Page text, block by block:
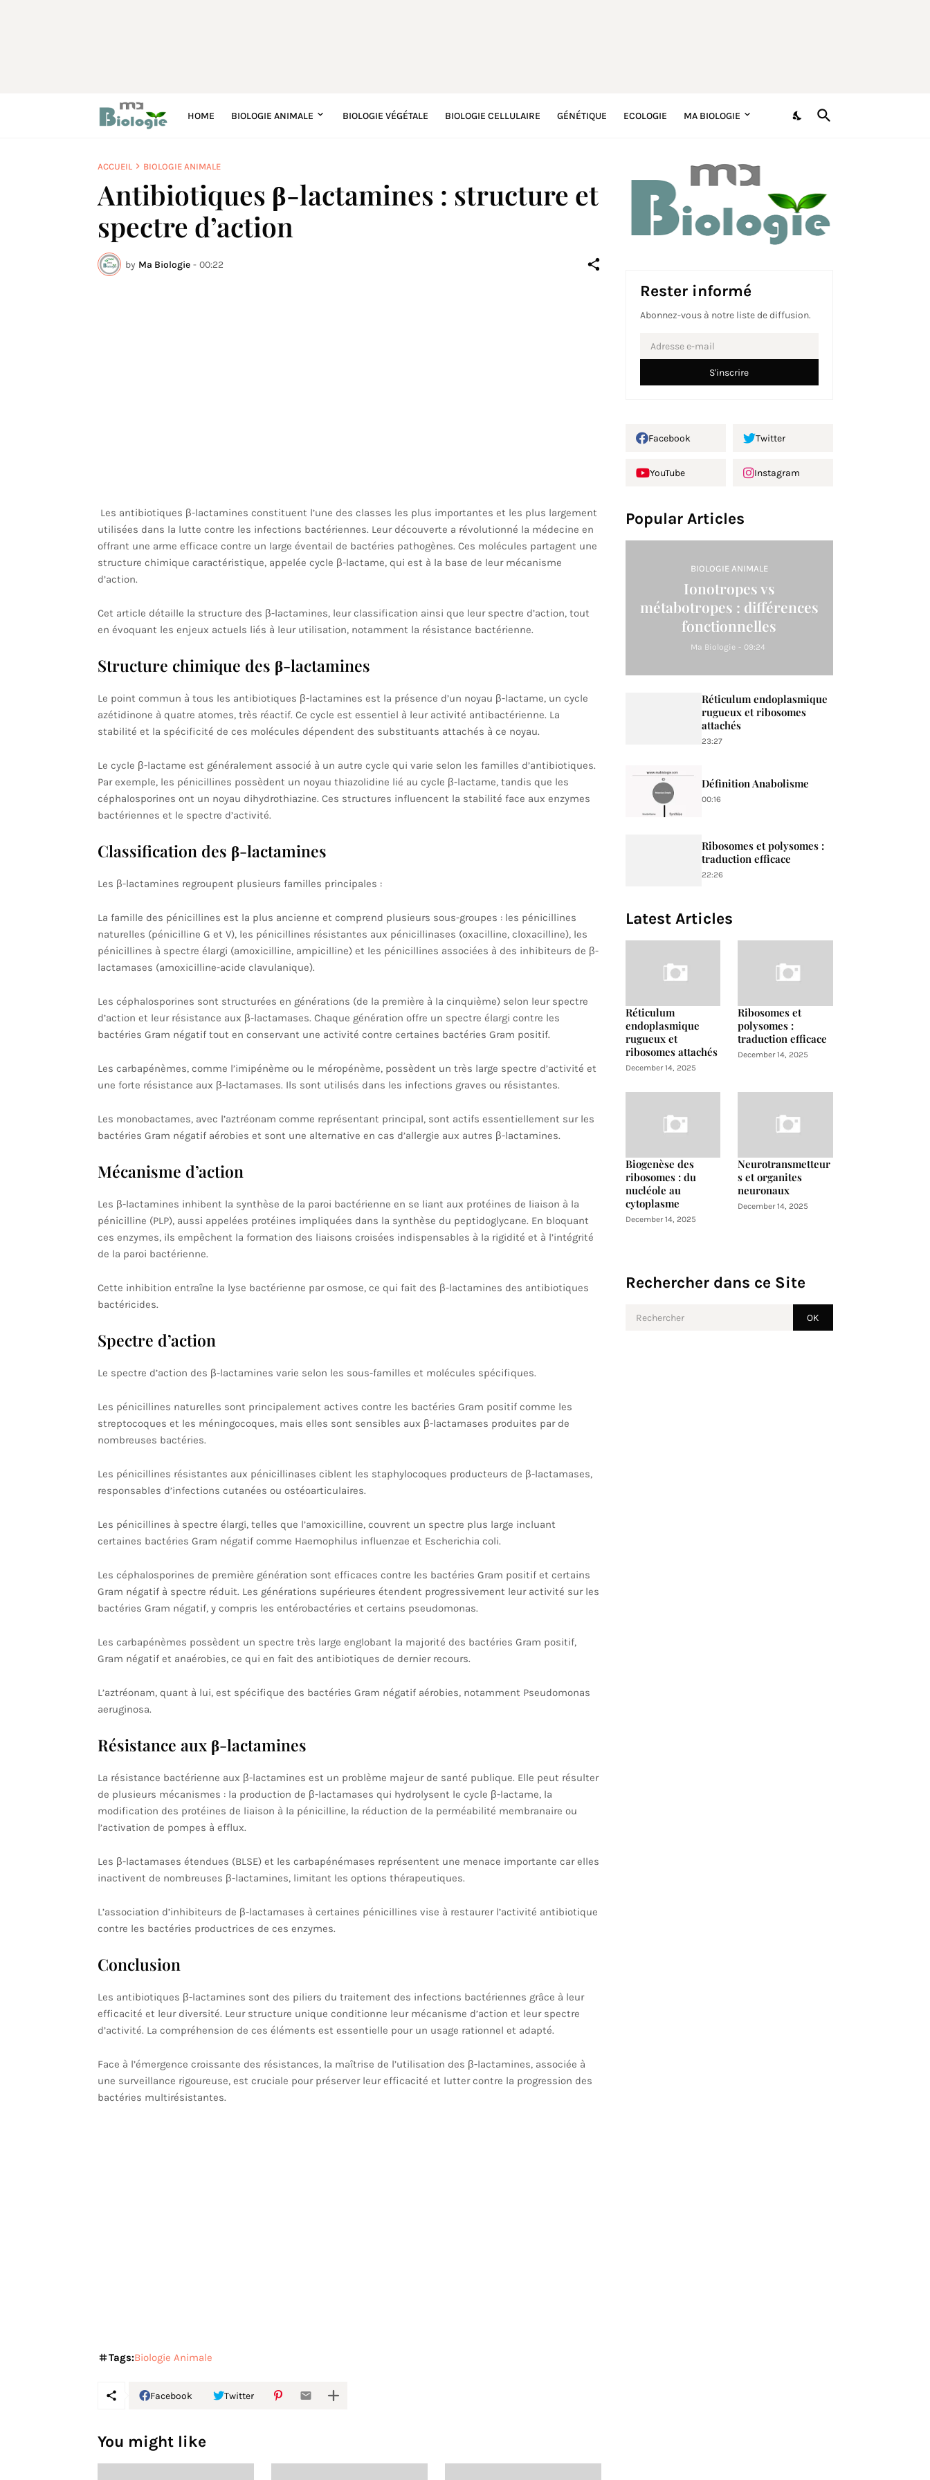
HOME BIOLOGIE ANIMALE BIOLOGIE VÉGÉTALE BIOLOGIE CELLULAIRE GÉNÉTIQUE ECOLOGIE MA BIOLOGIE
ACCUEIL BIOLOGIE ANIMALE
Antibiotiques β-lactamines : structure et
spectre d’action
by Ma Biologie - 00:22
Les antibiotiques β-lactamines constituent l’une des classes les plus importantes et les plus largement
utilisées dans la lutte contre les infections bactériennes. Leur découverte a révolutionné la médecine en
offrant une arme efficace contre un large éventail de bactéries pathogènes. Ces molécules partagent une
structure chimique caractéristique, appelée cycle β-lactame, qui est à la base de leur mécanisme
d’action.
Cet article détaille la structure des β-lactamines, leur classification ainsi que leur spectre d’action, tout
en évoquant les enjeux actuels liés à leur utilisation, notamment la résistance bactérienne.
Structure chimique des β-lactamines
Le point commun à tous les antibiotiques β-lactamines est la présence d’un noyau β-lactame, un cycle
azétidinone à quatre atomes, très réactif. Ce cycle est essentiel à leur activité antibactérienne. La
stabilité et la spécificité de ces molécules dépendent des substituants attachés à ce noyau.
Le cycle β-lactame est généralement associé à un autre cycle qui varie selon les familles d’antibiotiques.
Par exemple, les pénicillines possèdent un noyau thiazolidine lié au cycle β-lactame, tandis que les
céphalosporines ont un noyau dihydrothiazine. Ces structures influencent la stabilité face aux enzymes
bactériennes et le spectre d’activité.
Classification des β-lactamines
Les β-lactamines regroupent plusieurs familles principales :
La famille des pénicillines est la plus ancienne et comprend plusieurs sous-groupes : les pénicillines
naturelles (pénicilline G et V), les pénicillines résistantes aux pénicillinases (oxacilline, cloxacilline), les
pénicillines à spectre élargi (amoxicilline, ampicilline) et les pénicillines associées à des inhibiteurs de β-
lactamases (amoxicilline-acide clavulanique).
Les céphalosporines sont structurées en générations (de la première à la cinquième) selon leur spectre
d’action et leur résistance aux β-lactamases. Chaque génération offre un spectre élargi contre les
bactéries Gram négatif tout en conservant une activité contre certaines bactéries Gram positif.
Les carbapénèmes, comme l’imipénème ou le méropénème, possèdent un très large spectre d’activité et
une forte résistance aux β-lactamases. Ils sont utilisés dans les infections graves ou résistantes.
Les monobactames, avec l’aztréonam comme représentant principal, sont actifs essentiellement sur les
bactéries Gram négatif aérobies et sont une alternative en cas d’allergie aux autres β-lactamines.
Mécanisme d’action
Les β-lactamines inhibent la synthèse de la paroi bactérienne en se liant aux protéines de liaison à la
pénicilline (PLP), aussi appelées protéines impliquées dans la synthèse du peptidoglycane. En bloquant
ces enzymes, ils empêchent la formation des liaisons croisées indispensables à la rigidité et à l’intégrité
de la paroi bactérienne.
Cette inhibition entraîne la lyse bactérienne par osmose, ce qui fait des β-lactamines des antibiotiques
bactéricides.
Spectre d’action
Le spectre d’action des β-lactamines varie selon les sous-familles et molécules spécifiques.
Les pénicillines naturelles sont principalement actives contre les bactéries Gram positif comme les
streptocoques et les méningocoques, mais elles sont sensibles aux β-lactamases produites par de
nombreuses bactéries.
Les pénicillines résistantes aux pénicillinases ciblent les staphylocoques producteurs de β-lactamases,
responsables d’infections cutanées ou ostéoarticulaires.
Les pénicillines à spectre élargi, telles que l’amoxicilline, couvrent un spectre plus large incluant
certaines bactéries Gram négatif comme Haemophilus influenzae et Escherichia coli.
Les céphalosporines de première génération sont efficaces contre les bactéries Gram positif et certains
Gram négatif à spectre réduit. Les générations supérieures étendent progressivement leur activité sur les
bactéries Gram négatif, y compris les entérobactéries et certains pseudomonas.
Les carbapénèmes possèdent un spectre très large englobant la majorité des bactéries Gram positif,
Gram négatif et anaérobies, ce qui en fait des antibiotiques de dernier recours.
L’aztréonam, quant à lui, est spécifique des bactéries Gram négatif aérobies, notamment Pseudomonas
aeruginosa.
Résistance aux β-lactamines
La résistance bactérienne aux β-lactamines est un problème majeur de santé publique. Elle peut résulter
de plusieurs mécanismes : la production de β-lactamases qui hydrolysent le cycle β-lactame, la
modification des protéines de liaison à la pénicilline, la réduction de la perméabilité membranaire ou
l’activation de pompes à efflux.
Les β-lactamases étendues (BLSE) et les carbapénémases représentent une menace importante car elles
inactivent de nombreuses β-lactamines, limitant les options thérapeutiques.
L’association d’inhibiteurs de β-lactamases à certaines pénicillines vise à restaurer l’activité antibiotique
contre les bactéries productrices de ces enzymes.
Conclusion
Les antibiotiques β-lactamines sont des piliers du traitement des infections bactériennes grâce à leur
efficacité et leur diversité. Leur structure unique conditionne leur mécanisme d’action et leur spectre
d’activité. La compréhension de ces éléments est essentielle pour un usage rationnel et adapté.
Face à l’émergence croissante des résistances, la maîtrise de l’utilisation des β-lactamines, associée à
une surveillance rigoureuse, est cruciale pour préserver leur efficacité et lutter contre la progression des
bactéries multirésistantes.
Tags:Biologie Animale
Facebook Twitter
You might like
Rester informé
Abonnez-vous à notre liste de diffusion.
Facebook Twitter
YouTube Instagram
Popular Articles
BIOLOGIE ANIMALE
Ionotropes vs
métabotropes : différences
fonctionnelles
Ma Biologie - 09:24
Réticulum endoplasmique
rugueux et ribosomes
attachés
23:27
Définition Anabolisme
00:16
Ribosomes et polysomes :
traduction efficace
22:26
Latest Articles
Réticulum
endoplasmique
rugueux et
ribosomes attachés
December 14, 2025
Ribosomes et
polysomes :
traduction efficace
December 14, 2025
Biogenèse des
ribosomes : du
nucléole au
cytoplasme
December 14, 2025
Neurotransmetteur
s et organites
neuronaux
December 14, 2025
Rechercher dans ce Site